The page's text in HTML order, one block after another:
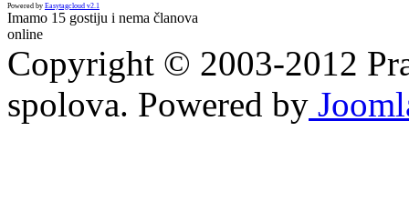
Powered by Easytagcloud v2.1
Imamo 15 gostiju i nema članova
online
Copyright © 2003-2012
spolova. Powered by